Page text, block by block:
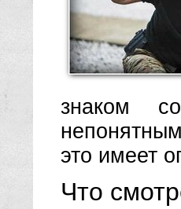
знаком
это имеет
Что